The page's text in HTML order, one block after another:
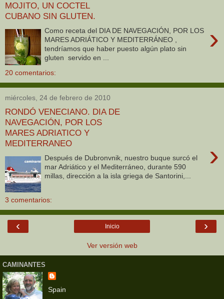
MOJITO, UN COCTEL
CUBANO SIN GLUTEN.
›
Como receta del DIA DE NAVEGACIÓN, POR LOS
MARES ADRIÁTICO Y MEDITERRÁNEO ,
tendríamos que haber puesto algún plato sin
gluten servido en ...
20 comentarios:
miércoles, 24 de febrero de 2010
RONDÓ VENECIANO. DIA DE
NAVEGACIÓN, POR LOS
MARES ADRIATICO Y
MEDITERRANEO
›
Después de Dubronvnik, nuestro buque surcó el
mar Adriático y el Mediterráneo, durante 590
millas, dirección a la isla griega de Santorini,...
3 comentarios:
‹ ›
Inicio
Ver versión web
CAMINANTES
Spain